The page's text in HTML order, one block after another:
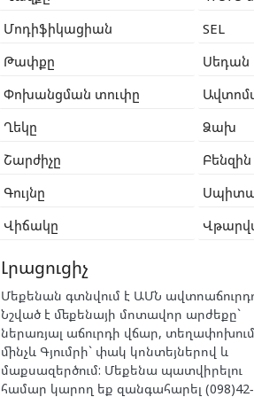
Մոդիֆիկացիան
SEL
Թափքը
Սեդան
Փոխանցման տուփը
Ղեկը
Ձախ
Շարժիչը
Բենզին
Գույնը
Վիճակը
Լրացուցիչ
Մեքենան գտնվում է ԱՄՆ
Նշված է մեքենայի մոտավոր արժեքը`
ներառյալ աճուրդի վճար, տեղափոխում
մինչև Գյումրի` փակ կոնտեյներով և
մաքսազերծում: Մեքենա պատվիրելու
համար կարող եք զանգահարել (098)42-